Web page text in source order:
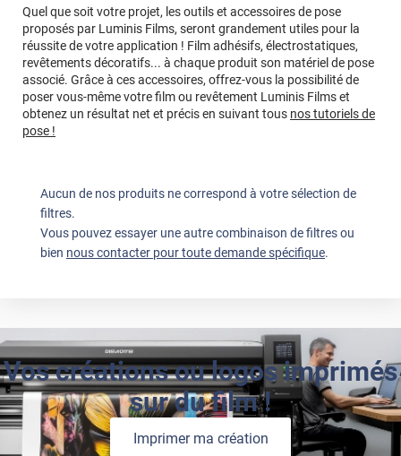
Quel que soit votre projet, les outils et accessoires de pose
proposés par Luminis Films, seront grandement utiles pour la
réussite de votre application ! Film adhésifs, électrostatiques,
revêtements décoratifs... à chaque produit son matériel de pose
associé. Grâce à ces accessoires, offrez-vous la possibilité de
poser vous-même votre film ou revêtement Luminis Films et
obtenez un résultat net et précis en suivant tous nos tutoriels de
pose !
Aucun de nos produits ne correspond à votre sélection de
filtres.
Vous pouvez essayer une autre combinaison de filtres ou
bien nous contacter pour toute demande spécifique.
Vos créations ou logos imprimés
sur du film !
Imprimer ma création